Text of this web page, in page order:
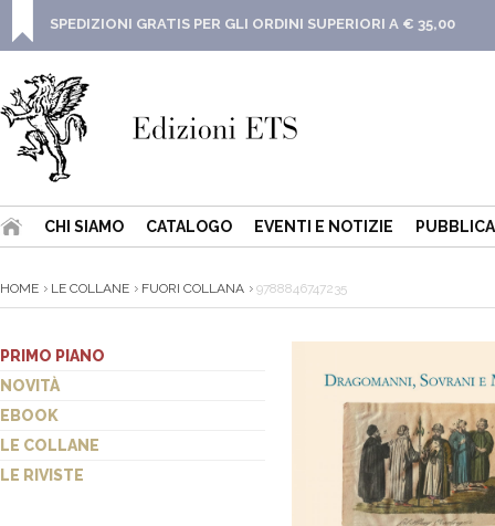
SPEDIZIONI GRATIS PER GLI ORDINI SUPERIORI A € 35,00
CHI SIAMO CATALOGO EVENTI E NOTIZIE
HOME LE COLLANE FUORI COLLANA 9788846747235
PRIMO PIANO
NOVITÀ
EBOOK
LE COLLANE
LE RIVISTE